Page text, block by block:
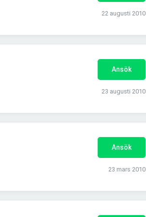
22 augusti 2010
Ansök
23 augusti 2010
Ansök
23 mars 2010